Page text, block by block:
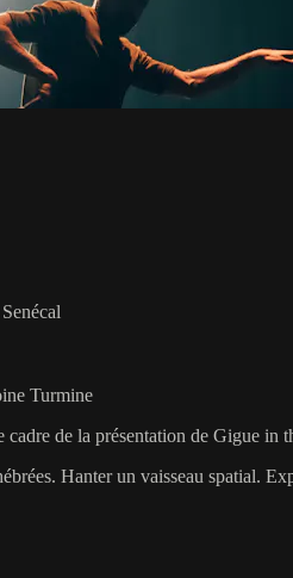
Turmine
de la présentation de Gigue in
Hanter un vaisseau spatial.